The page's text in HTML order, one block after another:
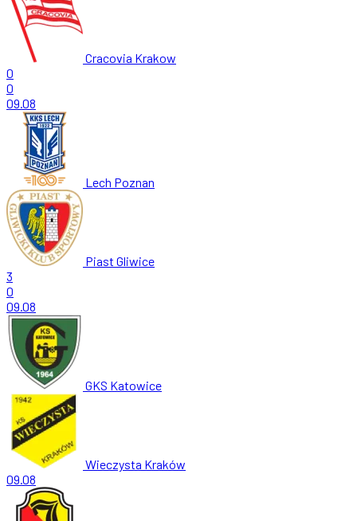
Cracovia Krakow
0
0
09.08
Lech Poznan
Piast Gliwice
3
0
09.08
GKS Katowice
Wieczysta Kraków
09.08